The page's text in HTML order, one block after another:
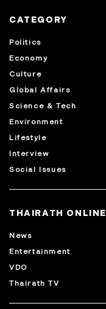
CATEGORY
Politics
Economy
Culture
Global Affairs
Science & Tech
Environment
Lifestyle
Interview
Social Issues
THAIRATH ONLINE
News
Entertainment
VDO
Thairath TV